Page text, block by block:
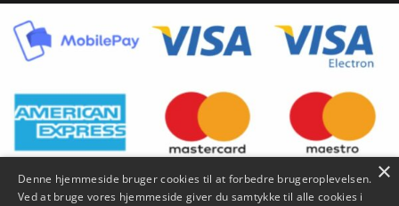
×
Denne hjemmeside bruger cookies til at forbedre brugeroplevelsen.
Ved at bruge vores hjemmeside giver du samtykke til alle cookies i